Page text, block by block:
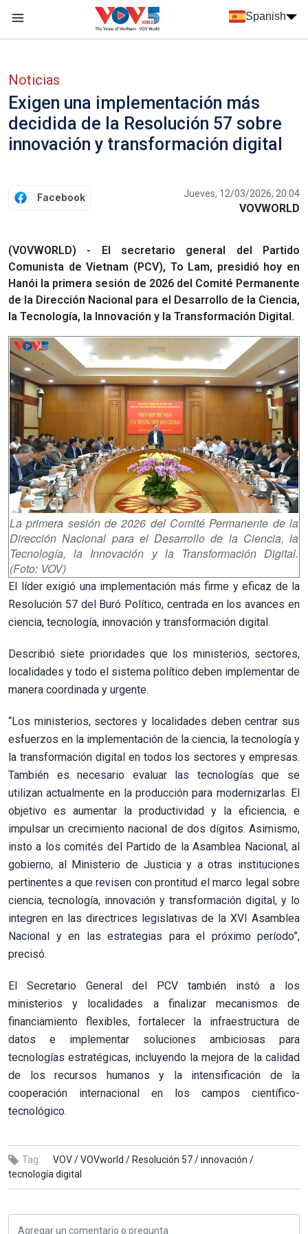
Spanish
Noticias
Exigen una implementación más
decidida de la Resolución 57 sobre
innovación y transformación digital
Facebook Jueves, 12/03/2026, 20:04
VOVWORLD
(VOVWORLD) - El secretario general del Partido
Comunista de Vietnam (PCV), To Lam, presidió hoy en
Hanói la primera sesión de 2026 del Comité Permanente
de la Dirección Nacional para el Desarrollo de la Ciencia,
la Tecnología, la Innovación y la Transformación Digital.
La primera sesión de 2026 del Comité Permanente de la
Dirección Nacional para el Desarrollo de la Ciencia, la
Tecnología, la Innovación y la Transformación Digital.
(Foto: VOV)
El líder exigió una implementación más firme y eficaz de la
Resolución 57 del Buró Político, centrada en los avances en
ciencia, tecnología, innovación y transformación digital.
Describió siete prioridades que los ministerios, sectores,
localidades y todo el sistema político deben implementar de
manera coordinada y urgente.
“Los ministerios, sectores y localidades deben centrar sus
esfuerzos en la implementación de la ciencia, la tecnología y
la transformación digital en todos los sectores y empresas.
También es necesario evaluar las tecnologías que se
utilizan actualmente en la producción para modernizarlas. El
objetivo es aumentar la productividad y la eficiencia, e
impulsar un crecimiento nacional de dos dígitos. Asimismo,
insto a los comités del Partido de la Asamblea Nacional, al
gobierno, al Ministerio de Justicia y a otras instituciones
pertinentes a que revisen con prontitud el marco legal sobre
ciencia, tecnología, innovación y transformación digital, y lo
integren en las directrices legislativas de la XVI Asamblea
Nacional y en las estrategias para el próximo período”,
precisó.
El Secretario General del PCV también instó a los
ministerios y localidades a finalizar mecanismos de
financiamiento flexibles, fortalecer la infraestructura de
datos e implementar soluciones ambiciosas para
tecnologías estratégicas, incluyendo la mejora de la calidad
de los recursos humanos y la intensificación de la
cooperación internacional en los campos científico-
tecnológico.
Tag: VOV /VOVworld / Resolución 57 /innovación /
tecnología digital